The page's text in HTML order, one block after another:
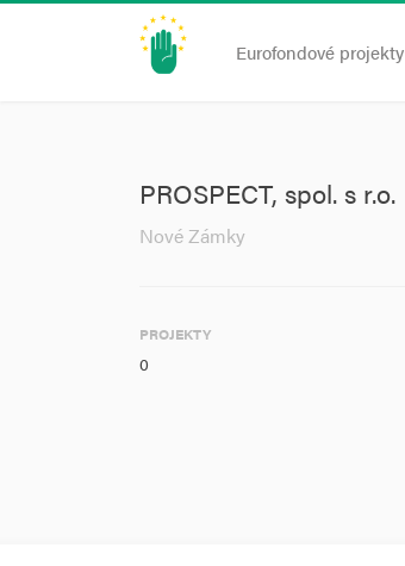
Eurofondové projekty
PROSPECT, spol. s r.o.
Nové Zámky
PROJEKTY
0